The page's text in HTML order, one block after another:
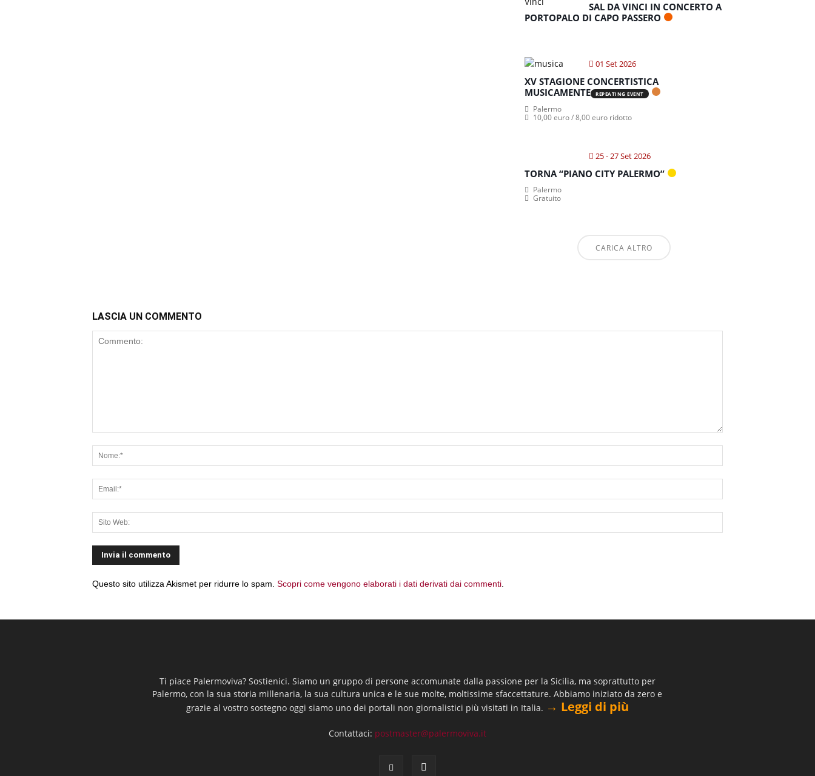
SAL DA VINCI IN CONCERTO A
PORTOPALO DI CAPO PASSERO
01 Set 2026
XV STAGIONE CONCERTISTICA
MUSICAMENTE
REPEATING EVENT
Palermo
10,00 euro / 8,00 euro ridotto
25 - 27 Set 2026
TORNA “PIANO CITY PALERMO”
Palermo
Gratuito
CARICA ALTRO
LASCIA UN COMMENTO
Questo sito utilizza Akismet per ridurre lo spam. Scopri come vengono elaborati i dati derivati dai commenti
Ti piace Palermoviva? Sostienici. Siamo un gruppo di persone accomunate dalla passione per la Sicilia, ma soprattutto per
Palermo, con la sua storia millenaria, la sua cultura unica e le sue molte, moltissime sfaccettature. Abbiamo iniziato da zero e
grazie al vostro sostegno oggi siamo uno dei portali non giornalistici più visitati in Italia. → Leggi di più
Contattaci: postmaster@palermoviva.it